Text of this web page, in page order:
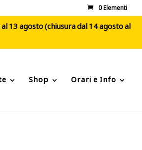
0 Elementi
13 agosto (chiusura dal 14 agosto al
Shop Orari e Info